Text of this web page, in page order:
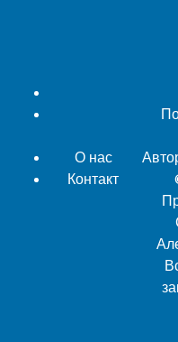
О нас
Контакт